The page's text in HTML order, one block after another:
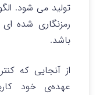
تولید می شود.
رمزنگاری شده
باشد.
از آنجایی که
عهده‌ی خود